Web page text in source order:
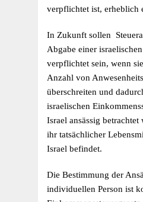
verpflichtet ist, erheblich
In Zukunft sollen
Abgabe einer
verpflichtet sein, wenn
Anzahl von
überschreiten und
israelischen
Israel ansässig
ihr tatsächlicher
Israel befindet.
Die Bestimmung der
individuellen Person ist